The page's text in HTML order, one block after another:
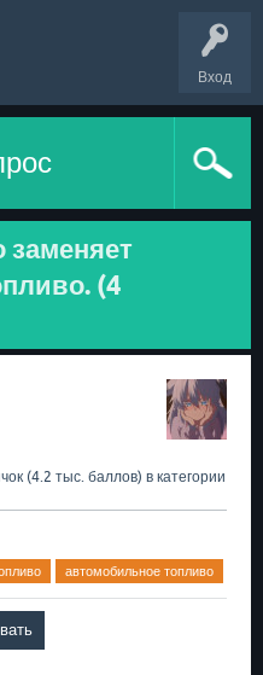
Вход
заменяет
(4
(4.2 тыс. баллов) в категории
автомобильное топливо